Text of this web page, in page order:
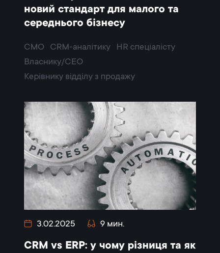
новий стандарт для малого та
середнього бізнесу
CMO CRM-аналітику
HR спеціалісту
Власнику/CEO
Керівнику відділу з продажу
3.02.2025 9 мин.
CRM vs ERP: у чому різниця та як